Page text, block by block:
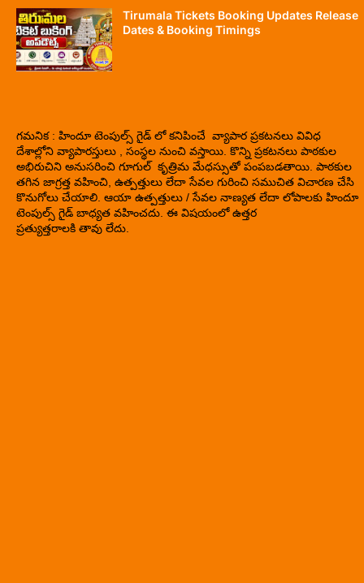
Tirumala Tickets Booking Updates Release
Dates & Booking Timings
గమనిక : హిందూ టెంపుల్స్ గైడ్ లో కనిపించే వ్యాపార ప్రకటనలు వివిధ
దేశాల్లోని వ్యాపారస్తులు , సంస్థల నుంచి వస్తాయి. కొన్ని ప్రకటనలు పాఠకుల
అభిరుచిని అనుసరించి గూగుల్ కృత్రిమ మేధస్సుతో పంపబడతాయి. పాఠకుల
తగిన జాగ్రత్త వహించి, ఉత్పత్తులు లేదా సేవల గురించి సముచిత విచారణ చేసి
కొనుగోలు చేయాలి. ఆయా ఉత్పత్తులు / సేవల నాణ్యత లేదా లోపాలకు హిందూ
టెంపుల్స్ గైడ్ బాధ్యత వహించదు. ఈ విషయంలో ఉత్తర
ప్రత్యుత్తరాలకి తావు లేదు.